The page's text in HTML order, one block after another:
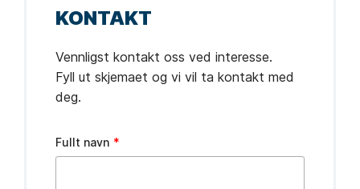
KONTAKT
Vennligst kontakt oss ved interesse.
Fyll ut skjemaet og vi vil ta kontakt med
deg.
this
Fullt navn